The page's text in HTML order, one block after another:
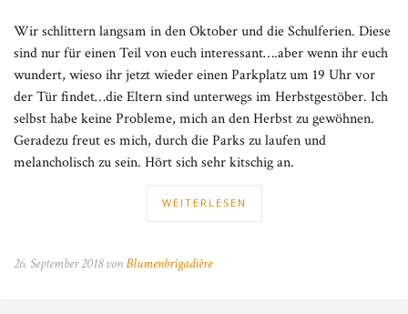
Wir schlittern langsam in den Oktober und die Schulferien. Diese
sind nur für einen Teil von euch interessant….aber wenn ihr euch
wundert, wieso ihr jetzt wieder einen Parkplatz um 19 Uhr vor
der Tür findet…die Eltern sind unterwegs im Herbstgestöber. Ich
selbst habe keine Probleme, mich an den Herbst zu gewöhnen.
Geradezu freut es mich, durch die Parks zu laufen und
melancholisch zu sein. Hört sich sehr kitschig an.
WEITERLESEN
26. September 2018 vonBlumenbrigadière